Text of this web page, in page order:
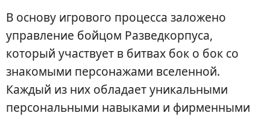
В основу игрового процесса заложено
управление бойцом Разведкорпуса,
который участвует в битвах бок о бок со
знакомыми персонажами вселенной.
Каждый из них обладает уникальными
персональными навыками и фирменными